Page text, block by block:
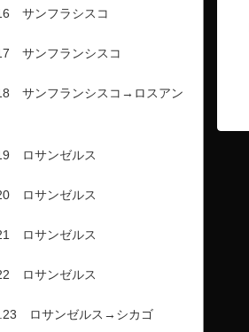
サンフラシスコ
サンフランシスコ
サンフランシスコ→ロスアン
ロサンゼルス
ロサンゼルス
ロサンゼルス
ロサンゼルス
ロサンゼルス→シカゴ